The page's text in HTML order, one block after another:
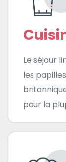
Le séjour
les
pour la